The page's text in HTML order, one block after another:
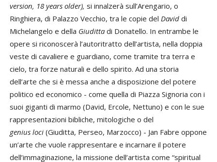
version, 18 years older), si innalzerà sull’Arengario, o
Ringhiera, di Palazzo Vecchio, tra le copie del David di
Michelangelo e della Giuditta di Donatello. In entrambe le
opere si riconoscerà l’autoritratto dell’artista, nella doppia
veste di cavaliere e guardiano, come tramite tra terra e
cielo, tra forze naturali e dello spirito. Ad una storia
dell’arte che si è messa anche a disposizione del potere
politico ed economico - come quella di Piazza Signoria con i
suoi giganti di marmo (David, Ercole, Nettuno) e con le sue
rappresentazioni bibliche, mitologiche o del
genius loci (Giuditta, Perseo, Marzocco) - Jan Fabre oppone
un’arte che vuole rappresentare e incarnare il potere
dell’immaginazione, la missione dell’artista come “spiritual